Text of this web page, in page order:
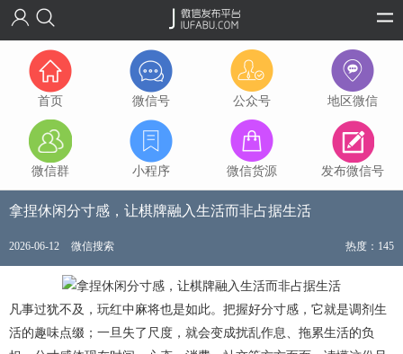
首页 微信号 公众号 地区微信
微信群 小程序 微信货源 发布微信号
拿捏休闲分寸感，让棋牌融入生活而非占据生活
2026-06-12 微信搜索 热度：145
凡事过犹不及，玩红中麻将也是如此。把握好分寸感，它就是调剂生
活的趣味点缀；一旦失了尺度，就会变成扰乱作息、拖累生活的负